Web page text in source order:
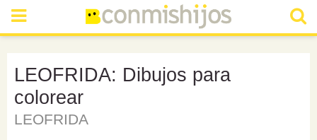
LEOFRIDA: Dibujos para
colorear
LEOFRIDA